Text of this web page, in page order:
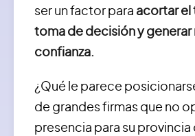
ser un factor para acortar el
toma de decisión y generar
confianza.
¿Qué le parece
de grandes firmas que no
presencia para su provincia